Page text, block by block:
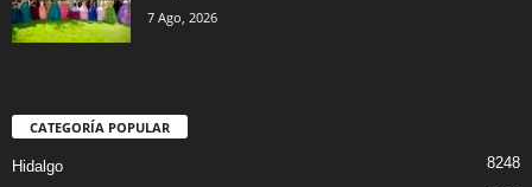
7 Ago, 2026
CATEGORÍA POPULAR
Hidalgo 8248